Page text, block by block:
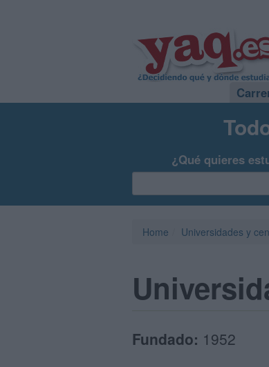
¿Qué quieres
Home Universidades y
Fundado: 1952